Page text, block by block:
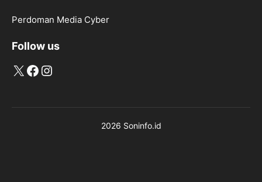
Perdoman Media Cyber
Follow us
X Facebook
Instagram
2026 Soninfo.id